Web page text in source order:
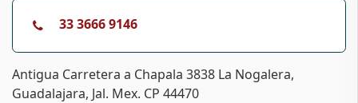
33 3666 9146
Antigua Carretera a Chapala 3838 La Nogalera,
Guadalajara, Jal. Mex. CP 44470